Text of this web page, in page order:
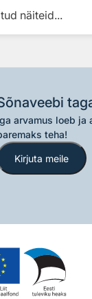
näiteid...
arvamus loeb ja
teha!
Kirjuta meile